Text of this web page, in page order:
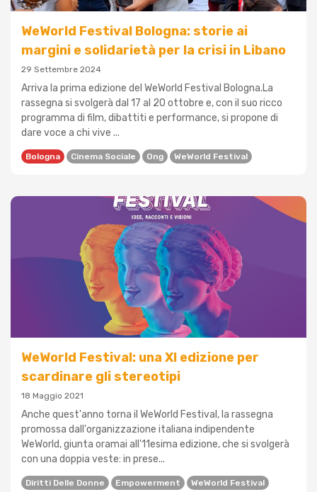
WeWorld Festival Bologna: storie ai
margini e solidarietà per la crisi in Libano
29 Settembre 2024
Arriva la prima edizione del WeWorld Festival Bologna.La
rassegna si svolgerà dal 17 al 20 ottobre e, con il suo ricco
programma di film, dibattiti e performance, si propone di
dare voce a chi vive ...
Bologna Cinema Sociale Ong WeWorld Festival
WeWorld Festival: una XI edizione per
scardinare gli stereotipi
18 Maggio 2021
Anche quest'anno torna il WeWorld Festival, la rassegna
promossa dall'organizzazione italiana indipendente
WeWorld, giunta oramai all'11esima edizione, che si svolgerà
con una doppia veste: in prese...
Diritti Delle Donne Empowerment WeWorld Festival